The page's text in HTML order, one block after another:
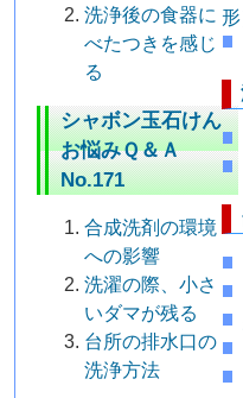
洗浄後の食器に
べたつきを感じ
る
シャボン玉石けん
お悩みＱ＆Ａ
No.171
合成洗剤の環境
への影響
洗濯の際、小さ
いダマが残る
台所の排水口の
洗浄方法
形